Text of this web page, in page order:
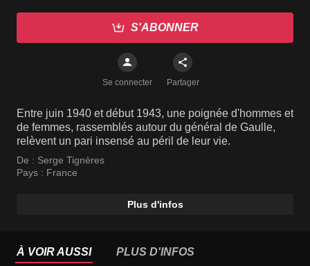
S'ABONNER
Se connecter Partager
Entre juin 1940 et début 1943, une poignée d'hommes et
de femmes, rassemblés autour du général de Gaulle,
relèvent un pari insensé au péril de leur vie.
De : Serge Tignères
Pays : France
Plus d'infos
À VOIR AUSSI PLUS D'INFOS